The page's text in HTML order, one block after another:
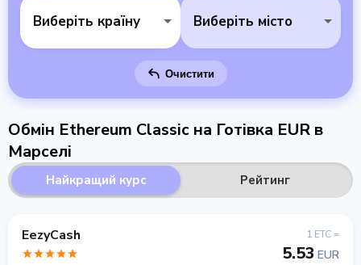
Виберіть країну Виберіть місто
Очистити
Обмін Ethereum Classic на Готівка EUR в
Марселі
Найкращий курс Рейтинг
EezyCash 1 ETC =
5.53 EUR